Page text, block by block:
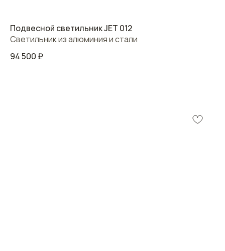
Подвесной светильник JET 012
Светильник из алюминия и стали
94 500 ₽